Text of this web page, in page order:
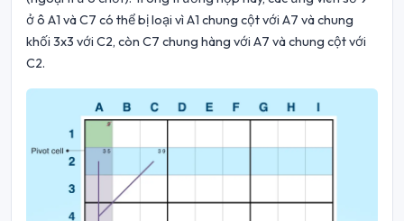
ở ô A1 và C7 có thể bị loại vì A1 chung cột với A7 và chung
khối 3x3 với C2, còn C7 chung hàng với A7 và chung cột với
C2.